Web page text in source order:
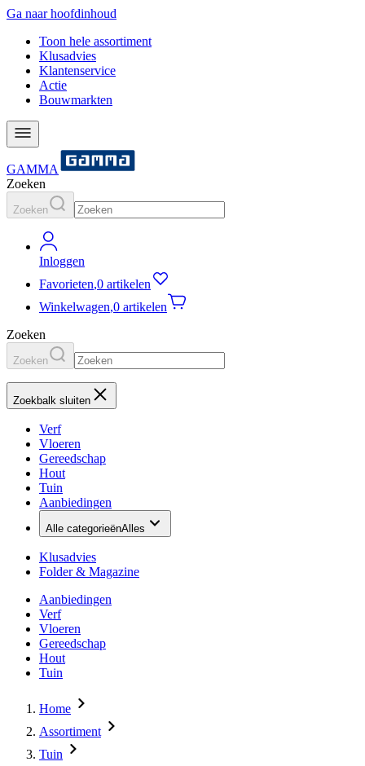
Ga naar hoofdinhoud
Toon hele assortiment
Klusadvies
Klantenservice
Actie
Bouwmarkten
GAMMA
Zoeken
Zoeken
Inloggen
Favorieten,0 artikelen
Winkelwagen,0 artikelen
Zoeken
Zoeken
Zoekbalk sluiten
Verf
Vloeren
Gereedschap
Hout
Tuin
Aanbiedingen
Alle categorieënAlles
Klusadvies
Folder & Magazine
Aanbiedingen
Verf
Vloeren
Gereedschap
Hout
Tuin
Home
Assortiment
Tuin